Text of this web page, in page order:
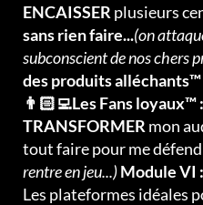
ENCAISSER plusieurs
sans rien faire...(on
subconscient de nos chers
des produits alléchants™
👨🏻‍💻Les Fans loyaux™ :
TRANSFORMER mon
tout faire pour me
rentre en jeu...)Module VI
Les plateformes idéales